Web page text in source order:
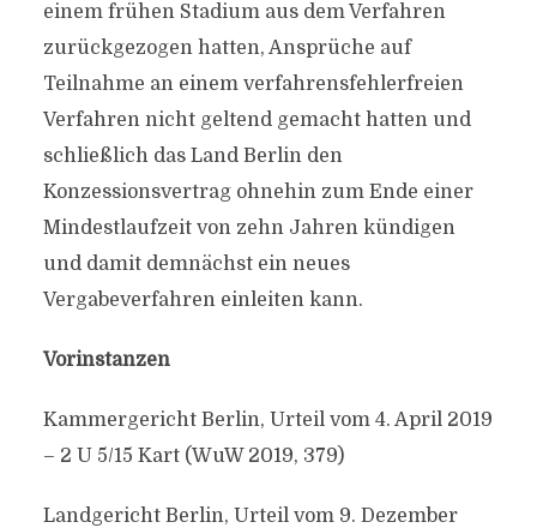
einem frühen Stadium aus dem Verfahren
zurückgezogen hatten, Ansprüche auf
Teilnahme an einem verfahrensfehlerfreien
Verfahren nicht geltend gemacht hatten und
schließlich das Land Berlin den
Konzessionsvertrag ohnehin zum Ende einer
Mindestlaufzeit von zehn Jahren kündigen
und damit demnächst ein neues
Vergabeverfahren einleiten kann.
Vorinstanzen
Kammergericht Berlin, Urteil vom 4. April 2019
– 2 U 5/15 Kart (WuW 2019, 379)
Landgericht Berlin, Urteil vom 9. Dezember